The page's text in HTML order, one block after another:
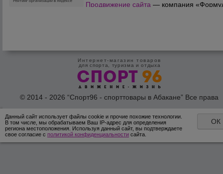
Продвижение сайта — компания
Интернет-магазин товаров
для спорта, туризма и отдыха
© 2014 - 2026 “Спорт96 - спорттовары в Абакане” Все права
Данный сайт использует файлы cookie и прочие похожие технологии.
В том числе, мы обрабатываем Ваш IP-адрес для определения
региона местоположения. Используя данный сайт, вы подтверждаете
свое согласие с политикой конфиденциальности сайта.
ОК